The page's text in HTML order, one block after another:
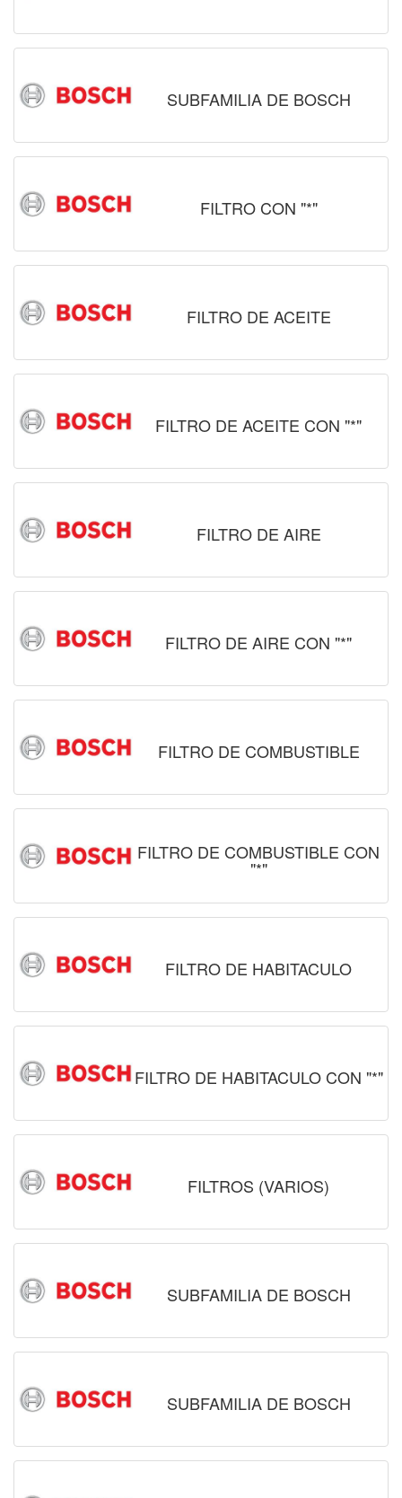
SUBFAMILIA DE BOSCH
FILTRO CON "*"
FILTRO DE ACEITE
FILTRO DE ACEITE CON "*"
FILTRO DE AIRE
FILTRO DE AIRE CON "*"
FILTRO DE COMBUSTIBLE
FILTRO DE COMBUSTIBLE CON
"*"
FILTRO DE HABITACULO
FILTRO DE HABITACULO CON "*"
FILTROS (VARIOS)
SUBFAMILIA DE BOSCH
SUBFAMILIA DE BOSCH